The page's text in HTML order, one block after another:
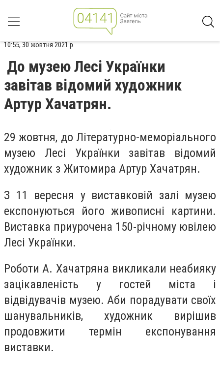
10:55, 30 жовтня 2021 р.
До музею Лесі Українки
завітав відомий художник
Артур Хачатрян.
29 жовтня, до Літературно-меморіального
музею Лесі Українки завітав відомий
художник з Житомира Артур Хачатрян.
З 11 вересня у виставковій залі музею
експонуються його живописні картини.
Виставка приурочена 150-річному ювілею
Лесі Українки.
Роботи А. Хачатряна викликали неабияку
зацікавленість у гостей міста і
відвідувачів музею. Аби порадувати своїх
шанувальників, художник вирішив
продовжити термін експонування
виставки.